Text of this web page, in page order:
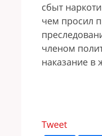
сбыт
чем просил
членом
наказание в
Tweet